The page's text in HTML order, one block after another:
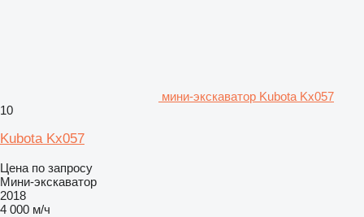
мини-экскаватор Kubota Kx057
10
Kubota Kx057
Цена по запросу
Мини-экскаватор
2018
4 000 м/ч